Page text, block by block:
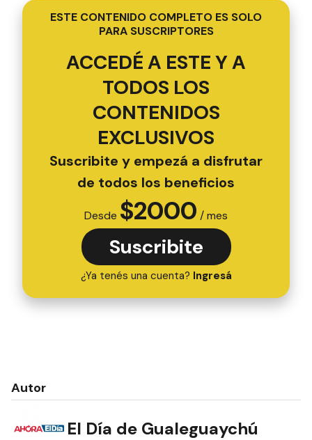
ESTE CONTENIDO COMPLETO ES SOLO
PARA SUSCRIPTORES
ACCEDÉ A ESTE Y A
TODOS LOS
CONTENIDOS
EXCLUSIVOS
Suscribite y empezá a disfrutar
de todos los beneficios
Desde $2000 / mes
Suscribite
¿Ya tenés una cuenta? Ingresá
Autor
El Día de Gualeguaychú